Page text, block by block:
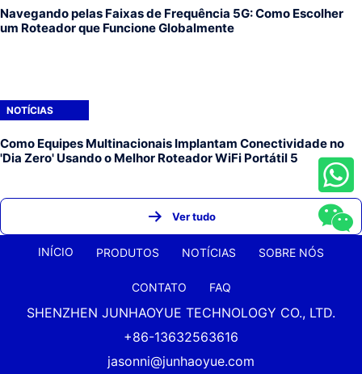
Navegando pelas Faixas de Frequência 5G: Como Escolher
um Roteador que Funcione Globalmente
NOTÍCIAS
Como Equipes Multinacionais Implantam Conectividade no
'Dia Zero' Usando o Melhor Roteador WiFi Portátil 5
Ver tudo
INÍCIO PRODUTOS NOTÍCIAS SOBRE NÓS
CONTATO FAQ
SHENZHEN JUNHAOYUE TECHNOLOGY CO., LTD.
+86-13632563616
jasonni@junhaoyue.com